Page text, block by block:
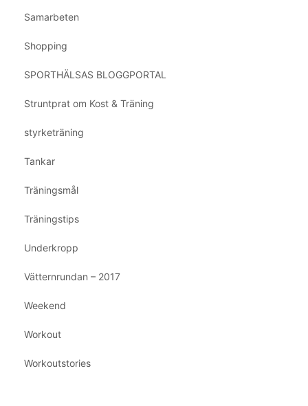
Samarbeten
Shopping
SPORTHÄLSAS BLOGGPORTAL
Struntprat om Kost & Träning
styrketräning
Tankar
Träningsmål
Träningstips
Underkropp
Vätternrundan – 2017
Weekend
Workout
Workoutstories